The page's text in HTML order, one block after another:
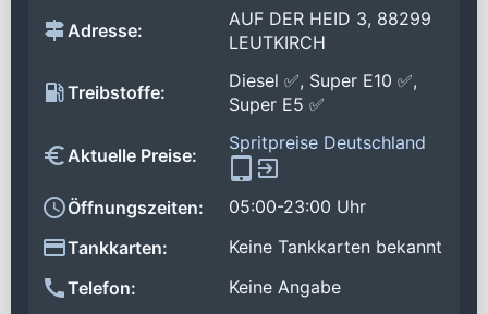
Adresse:
AUF DER HEID 3, 88299
LEUTKIRCH
Treibstoffe:
Diesel ✅, Super E10 ✅,
Super E5 ✅
Aktuelle Preise:
Spritpreise Deutschland
Öffnungszeiten:
05:00-23:00 Uhr
Tankkarten:
Keine Tankkarten bekannt
Telefon:
Keine Angabe